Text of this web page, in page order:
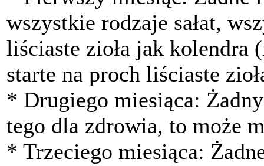
wszystkie rodzaje sałat,
liściaste zioła jak
starte na proch liściaste
* Drugiego miesiąca:
tego dla zdrowia, to może
* Trzeciego miesiąca: